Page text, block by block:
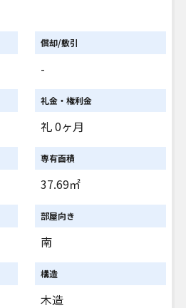
償却/敷引
-
礼金・権利金
礼 0ヶ月
専有面積
37.69㎡
部屋向き
南
構造
木造